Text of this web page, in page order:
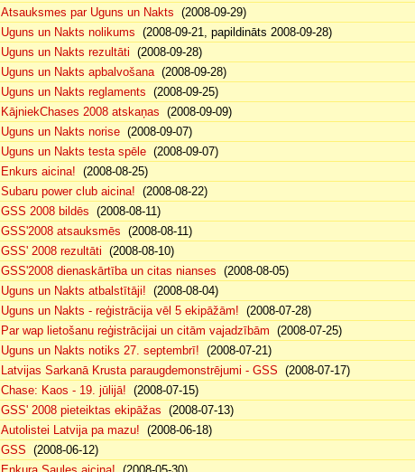
Atsauksmes par Uguns un Nakts (2008-09-29)
Uguns un Nakts nolikums (2008-09-21, papildināts 2008-09-28)
Uguns un Nakts rezultāti (2008-09-28)
Uguns un Nakts apbalvošana(2008-09-28)
Uguns un Nakts reglaments (2008-09-25)
KājniekChases 2008 atskaņas (2008-09-09)
Uguns un Nakts norise (2008-09-07)
Uguns un Nakts testa spēle (2008-09-07)
Enkurs aicina! (2008-08-25)
Subaru power club aicina! (2008-08-22)
GSS 2008 bildēs (2008-08-11)
GSS'2008 atsauksmēs (2008-08-11)
GSS' 2008 rezultāti (2008-08-10)
GSS'2008 dienaskārtība un citas nianses (2008-08-05)
Uguns un Nakts atbalstītāji! (2008-08-04)
Uguns un Nakts - reģistrācija vēl 5 ekipāžām! (2008-07-28)
Par wap lietošanu reģistrācijai un citām vajadzībām (2008-07-25)
Uguns un Nakts notiks 27. septembrī! (2008-07-21)
Latvijas Sarkanā Krusta paraugdemonstrējumi - GSS (2008-07-17)
Chase: Kaos - 19. jūlijā! (2008-07-15)
GSS' 2008 pieteiktas ekipāžas (2008-07-13)
Autolistei Latvija pa mazu! (2008-06-18)
GSS (2008-06-12)